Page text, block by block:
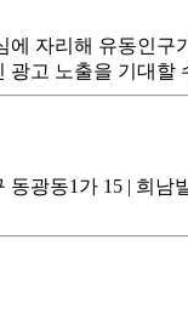
에 자리해 유동인구
광고 노출을 기대할
동광동1가 15 | 희남